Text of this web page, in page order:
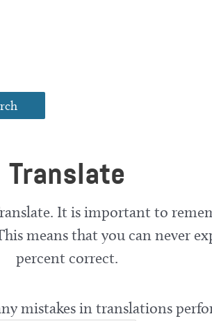
Translate
It is important to
means that you can never
percent correct.
mistakes in translations